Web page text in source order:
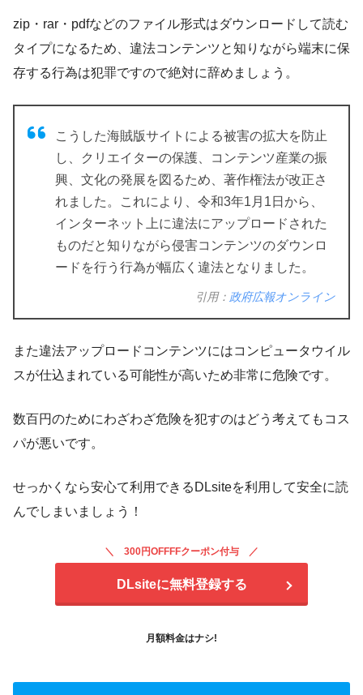
zip・rar・pdfなどのファイル形式はダウンロードして読む
タイプになるため、違法コンテンツと知りながら端末に保
存する行為は犯罪ですので絶対に辞めましょう。
こうした海賊版サイトによる被害の拡大を防止
し、クリエイターの保護、コンテンツ産業の振
興、文化の発展を図るため、著作権法が改正さ
れました。これにより、令和3年1月1日から、
インターネット上に違法にアップロードされた
ものだと知りながら侵害コンテンツのダウンロ
ードを行う行為が幅広く違法となりました。
引用： 政府広報オンライン
また違法アップロードコンテンツにはコンピュータウイル
スが仕込まれている可能性が高いため非常に危険です。
数百円のためにわざわざ危険を犯すのはどう考えてもコス
パが悪いです。
せっかくなら安心て利用できるDLsiteを利用して安全に読
んでしまいましょう！
300円OFFFFクーポン付与
DLsiteに無料登録する
月額料金はナシ!